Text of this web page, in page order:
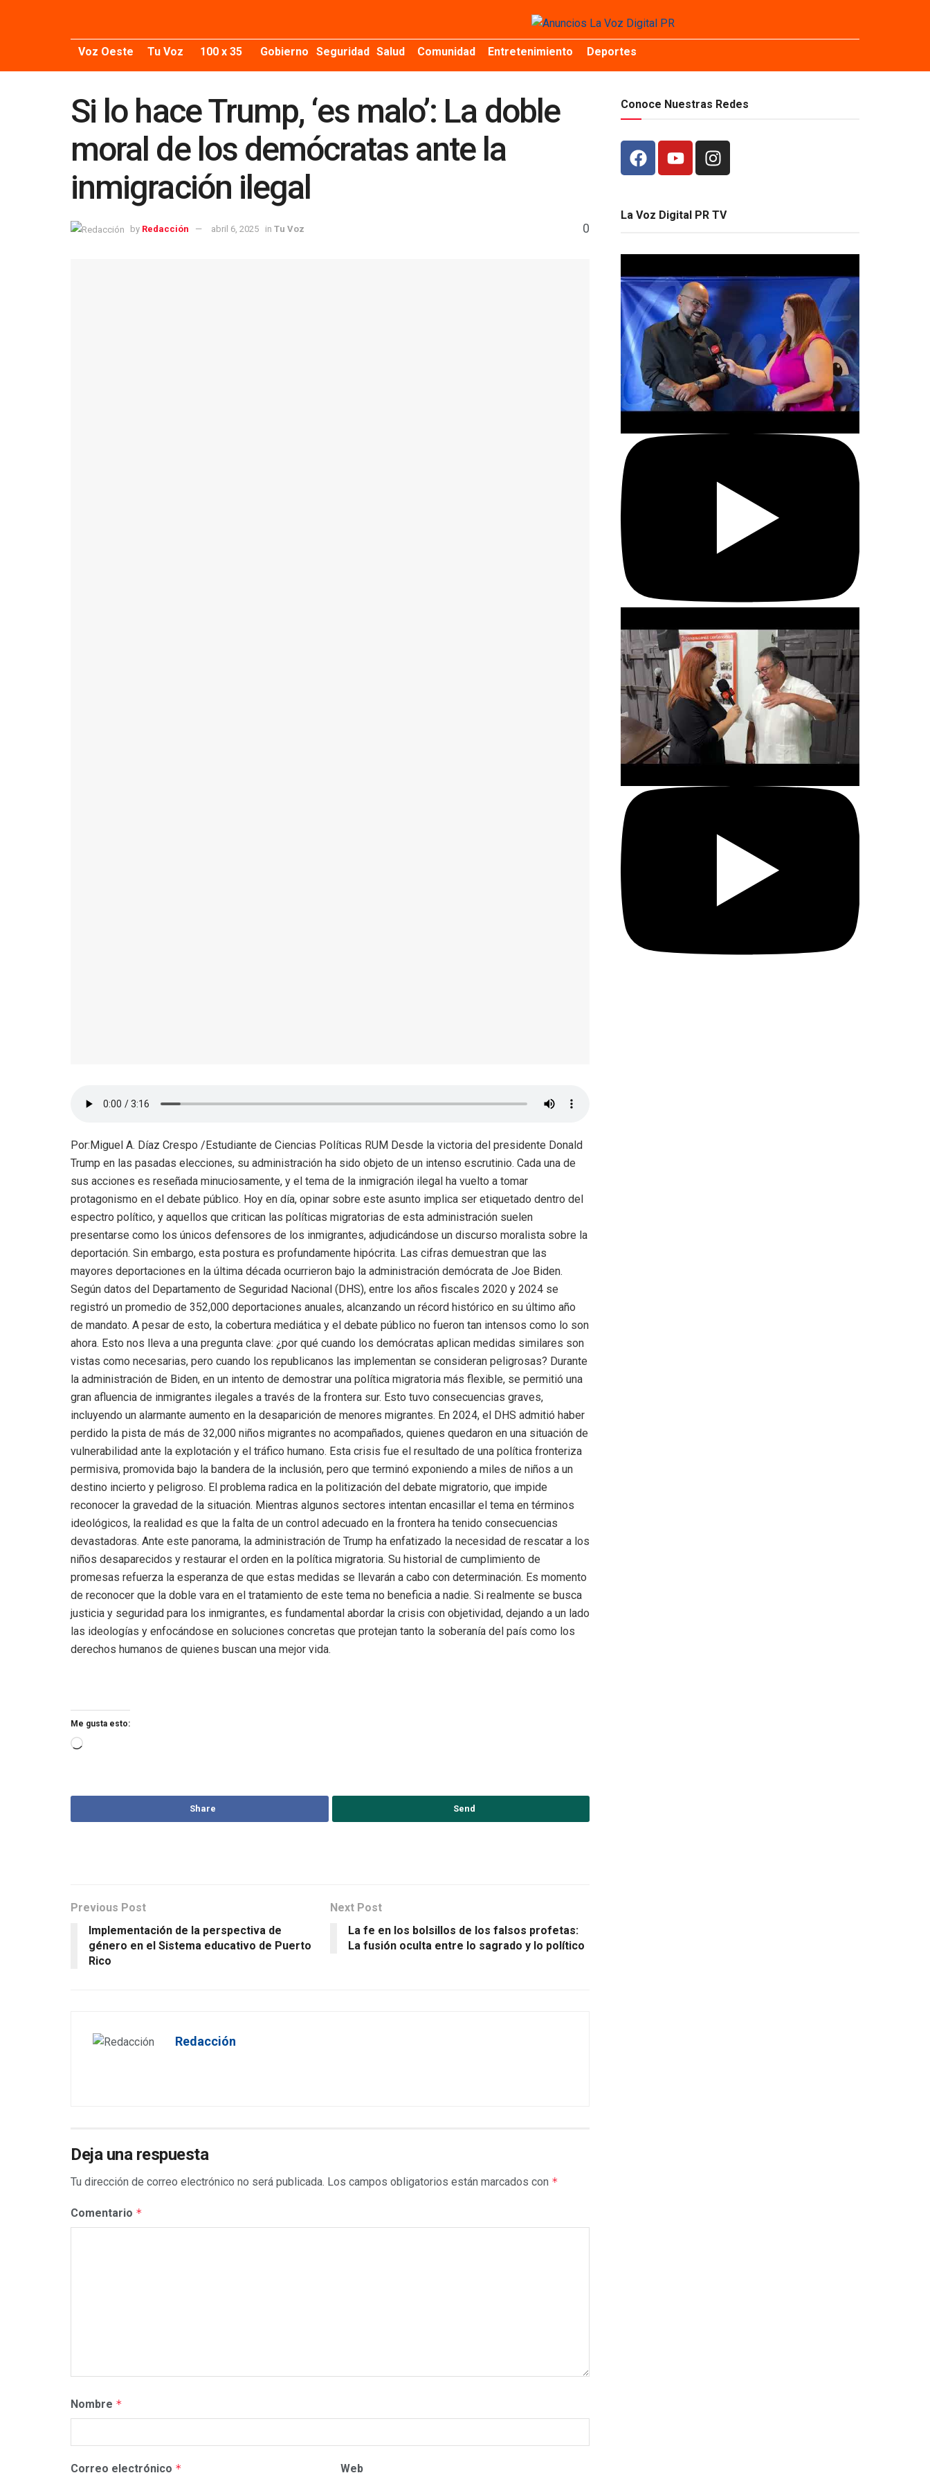
Voz Oeste Tu Voz 100 x 35 Gobierno Seguridad Salud Comunidad Entretenimiento Deportes
Si lo hace Trump, ‘es malo’: La doble
moral de los demócratas ante la
inmigración ilegal
by Redacción abril 6, 2025 in Tu Voz 0
Por:Miguel A. Díaz Crespo /Estudiante de Ciencias Políticas RUM Desde la victoria del presidente Donald
Trump en las pasadas elecciones, su administración ha sido objeto de un intenso escrutinio. Cada una de
sus acciones es reseñada minuciosamente, y el tema de la inmigración ilegal ha vuelto a tomar
protagonismo en el debate público. Hoy en día, opinar sobre este asunto implica ser etiquetado dentro del
espectro político, y aquellos que critican las políticas migratorias de esta administración suelen
presentarse como los únicos defensores de los inmigrantes, adjudicándose un discurso moralista sobre la
deportación. Sin embargo, esta postura es profundamente hipócrita. Las cifras demuestran que las
mayores deportaciones en la última década ocurrieron bajo la administración demócrata de Joe Biden.
Según datos del Departamento de Seguridad Nacional (DHS), entre los años fiscales 2020 y 2024 se
registró un promedio de 352,000 deportaciones anuales, alcanzando un récord histórico en su último año
de mandato. A pesar de esto, la cobertura mediática y el debate público no fueron tan intensos como lo son
ahora. Esto nos lleva a una pregunta clave: ¿por qué cuando los demócratas aplican medidas similares son
vistas como necesarias, pero cuando los republicanos las implementan se consideran peligrosas? Durante
la administración de Biden, en un intento de demostrar una política migratoria más flexible, se permitió una
gran afluencia de inmigrantes ilegales a través de la frontera sur. Esto tuvo consecuencias graves,
incluyendo un alarmante aumento en la desaparición de menores migrantes. En 2024, el DHS admitió haber
perdido la pista de más de 32,000 niños migrantes no acompañados, quienes quedaron en una situación de
vulnerabilidad ante la explotación y el tráfico humano. Esta crisis fue el resultado de una política fronteriza
permisiva, promovida bajo la bandera de la inclusión, pero que terminó exponiendo a miles de niños a un
destino incierto y peligroso. El problema radica en la politización del debate migratorio, que impide
reconocer la gravedad de la situación. Mientras algunos sectores intentan encasillar el tema en términos
ideológicos, la realidad es que la falta de un control adecuado en la frontera ha tenido consecuencias
devastadoras. Ante este panorama, la administración de Trump ha enfatizado la necesidad de rescatar a los
niños desaparecidos y restaurar el orden en la política migratoria. Su historial de cumplimiento de
promesas refuerza la esperanza de que estas medidas se llevarán a cabo con determinación. Es momento
de reconocer que la doble vara en el tratamiento de este tema no beneficia a nadie. Si realmente se busca
justicia y seguridad para los inmigrantes, es fundamental abordar la crisis con objetividad, dejando a un lado
las ideologías y enfocándose en soluciones concretas que protejan tanto la soberanía del país como los
derechos humanos de quienes buscan una mejor vida.
Me gusta esto:
Share Send
Previous Post
Implementación de la perspectiva de
género en el Sistema educativo de Puerto
Rico
Next Post
La fe en los bolsillos de los falsos profetas:
La fusión oculta entre lo sagrado y lo político
Redacción
Deja una respuesta
Tu dirección de correo electrónico no será publicada. Los campos obligatorios están marcados con *
Comentario *
Nombre *
Correo electrónico * Web
Conoce Nuestras Redes
La Voz Digital PR TV